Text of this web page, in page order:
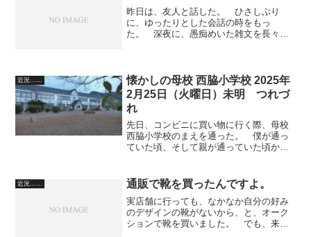
昨日は、友人と話した。 ひさしぶり
に、ゆったりとした会話の時をもっ
た。 深夜に、愚痴めいた雑文を長々と
ことではいけない」と思い、小説...
近況……
懐かしの母校 西脇小学校 2025年
2月25日（火曜日）未明 つれづ
れ
先日、コンビニに買い物に行く際、母校
西脇小学校のまえを通った。 僕が通っ
ていた頃、そして親が通っていた頃か
も、最初に建築したときの素材（木材）
は、一部残しているようで、...
近況…… 通販で靴を買ったんですよ。
実店舗に行っても、なかなか自分の好み
のデザインの靴がないから、と、オーク
ションで靴を買いました。 でも、来て